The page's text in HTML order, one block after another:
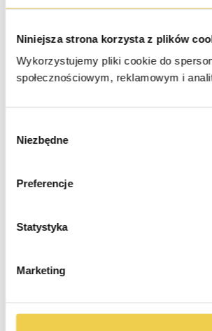
Niniejsza strona korzysta z plików
Wykorzystujemy pliki cookie do
społecznościowym, reklamowym i
zgody
Niezbędne
Preferencje
Statystyka
Marketing